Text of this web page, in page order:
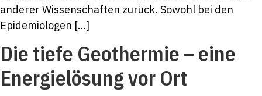
anderer Wissenschaften zurück. Sowohl bei den
Epidemiologen […]
Die tiefe Geothermie – eine
Energielösung vor Ort